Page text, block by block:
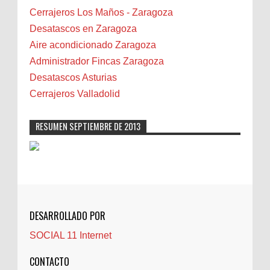
Bilbao
Biota
Camareta
Cáncer
Carmela Sauras
Carnavales
Castellón
Cerrajeros
Cocinas
Comentarios de la afición
Cerrajeros Los Maños - Zaragoza
Desatascos en Zaragoza
Aire acondicionado Zaragoza
Administrador Fincas Zaragoza
Desatascos Asturias
Cerrajeros Valladolid
RESUMEN SEPTIEMBRE DE 2013
DESARROLLADO POR
SOCIAL 11 Internet
CONTACTO